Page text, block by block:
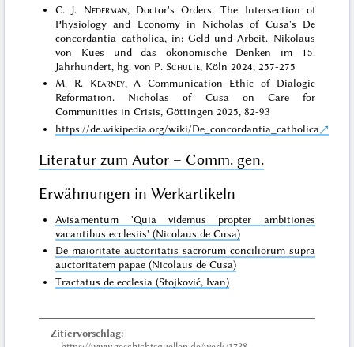
C. J. Nederman, Doctor's Orders. The Intersection of
Physiology and Economy in Nicholas of Cusa's De
concordantia catholica, in: Geld und Arbeit. Nikolaus
von Kues und das ökonomische Denken im 15.
Jahrhundert, hg. von P. Schulte, Köln 2024, 257-275
M. R. Kearney, A Communication Ethic of Dialogic
Reformation. Nicholas of Cusa on Care for
Communities in Crisis, Göttingen 2025, 82-93
https://de.wikipedia.org/wiki/De_concordantia_catholica
Literatur zum Autor – Comm. gen.
Erwähnungen in Werkartikeln
Avisamentum 'Quia videmus propter ambitiones
vacantibus ecclesiis' (Nicolaus de Cusa)
De maioritate auctoritatis sacrorum conciliorum supra
auctoritatem papae (Nicolaus de Cusa)
Tractatus de ecclesia (Stojković, Ivan)
Zitiervorschlag: